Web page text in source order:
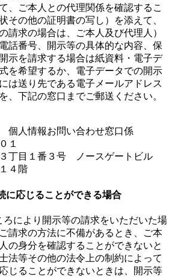
、ご本人との代理関係を確認するこ
その他の証明書の写し）を添えて、
請求の場合は、ご本人及び代理人）
話番号、開示等の具体的な内容、保
示を請求する場合は紙資料・電子デ
を希望するか、電子データでの開示
は送り先である電子メールアドレス
、下記の窓口までご郵送ください。
個人情報お問い合わせ窓口係
１
丁目１番３号 ノースゲートビル
４階
に応じることができる場合
ろにより開示等の請求をいただいた場
請求の方法に不備があるとき、ご本
の身分を確認することができないと
法等その他の法令上の制約によって
じることができないときは、開示等